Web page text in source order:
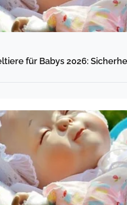
für Babys 2026: